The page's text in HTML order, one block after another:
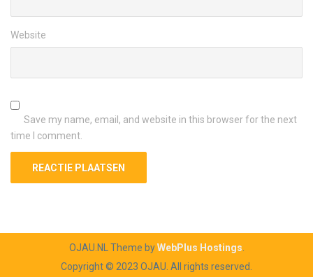
Website
Save my name, email, and website in this browser for the next
time I comment.
OJAU.NL Theme byWebPlus Hostings
Copyright © 2023 OJAU. All rights reserved.